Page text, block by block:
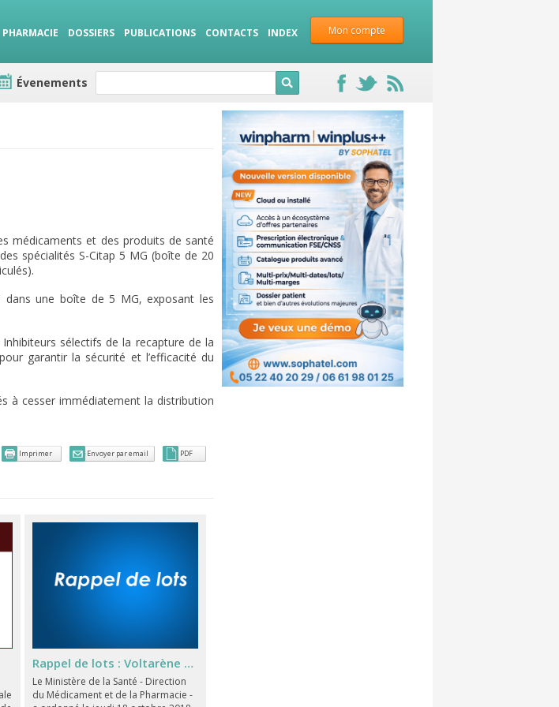
Mon compte
PHARMACIE DOSSIERS PUBLICATIONS CONTACTS INDEX
Évenements
médicaments et des produits de santé
spécialités S-Citap 5 MG (boîte de 20
une boîte de 5 MG, exposant les
sélectifs de la recapture de la
garantir la sécurité et l’efficacité du
à cesser immédiatement la distribution
Imprimer Envoyer par email PDF
Rappel de lots : Voltarène Emulgel Topique / Otrivine 0,1% nébuliseur
Le Ministère de la Santé - Direction
du Médicament et de la Pharmacie -